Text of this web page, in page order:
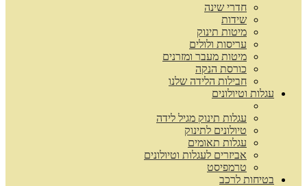
חדרי שינה
שידות
מיטות תינוק
עריסות ולולים
מיטות מעבר ומזרנים
כורסת הנקה
חבילות הלידה שלנו
עגלות וטיולונים
עגלות תינוק מגיל לידה
טיולונים לתינוק
עגלות תאומים
אביזרים לעגלות וטיולונים
טרמפיסט
בטיחות לרכב